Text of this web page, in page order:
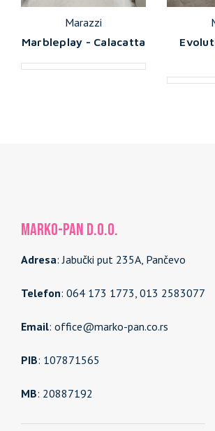
Marazzi
Marbleplay - Calacatta
MARKO-PAN d.o.o.
Adresa: Jabučki put 235A, Pančevo
Telefon: 064 173 1773, 013 2583077
Email: office@marko-pan.co.rs
PIB: 107871565
MB: 20887192